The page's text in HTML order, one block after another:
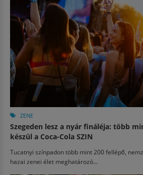
ZENE
Szegeden lesz a nyár fináléja: több
készül a Coca-Cola SZIN
Tucatnyi színpadon több mint 200 fellépő,
hazai zenei élet meghatározó...